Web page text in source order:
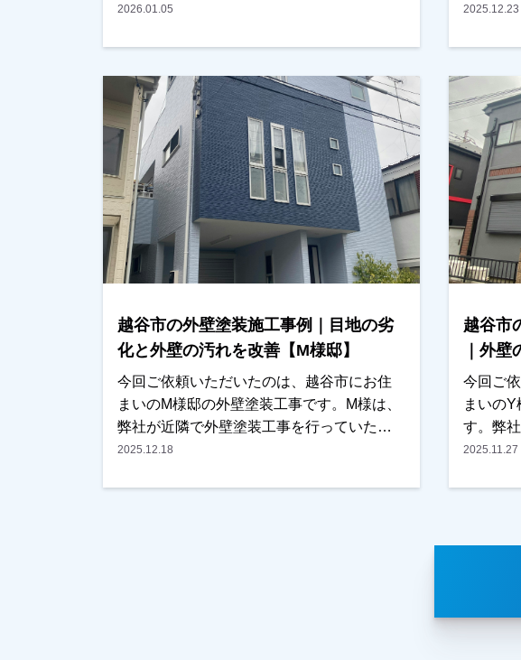
的に外壁塗装をご検討されているとのお話
ろ、改めて外壁や屋根の状態を確認してほ
しいとのご相談をいただきました。現地調
査を行ったところ、・外壁の目地（コーキ
ング）の劣化・屋根塗膜の劣化が見られた
ため、外壁塗装と屋根塗装をご提案させて
いただきました。カラーシミュレーション
も行い、ご希望の色味を確認しながら塗料
や施工内容を調整し、今回施工をお任せい
ただくことになりました。施工後は、「職
人さんも丁寧で安心して任せられました」
お言葉をいただき、私たちも大変嬉しく思
っております。この度は大切なお住まいの
外壁塗装・屋根塗装工事をお任せいただき
誠にありがとうございました。
2026.01.05
住宅を
談をい
塗装と
塗料の
りやす
た、色
ンを使
をご確
ました
きなが
緒に決
に入っ
私たち
塗装や
りでは
です。
思いま
2025.12.23
越谷市の外壁塗装施工事例｜目地の劣
化と外壁の汚れを改善【M様邸】
今回ご依頼いただいたのは、越谷市にお住
まいのM様邸の外壁塗装工事です。M様は、
弊社が近隣で外壁塗装工事を行っていた際
に、仕上がりをご覧になっていたそうで
2025.12.18
越谷市
｜外
を補修
今回ご
まいの
す。弊
のお宅
ついて
2025.11.27